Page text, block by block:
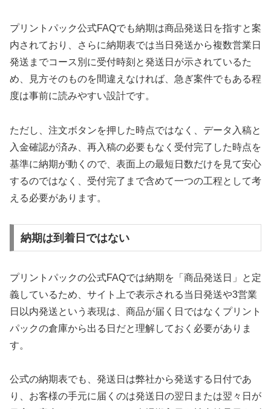
プリントパック公式FAQでも納期は商品発送日を指すと案
内されており、さらに納期表では当日発送から複数営業日
発送までコース別に受付時刻と発送日が示されているた
め、見方そのものを間違えなければ、急ぎ案件でもある程
度は事前に読みやすい設計です。
ただし、注文ボタンを押した時点ではなく、データ入稿と
入金確認が済み、再入稿の必要もなく受付完了した時点を
基準に納期が動くので、表面上の最短日数だけを見て安心
するのではなく、受付完了まで含めて一つの工程として考
える必要があります。
納期は到着日ではない
プリントパックの公式FAQでは納期を「商品発送日」と定
義しているため、サイト上で表示される当日発送や3営業
日以内発送という表現は、商品が届く日ではなくプリント
パックの倉庫から出る日だと理解しておく必要がありま
す。
公式の納期表でも、発送日は弊社から発送する日付であ
り、お客様の手元に届くのは発送日の翌日または翌々日が